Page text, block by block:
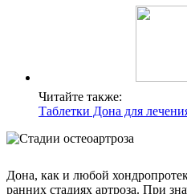
Читайте также:
Таблетки Дона для
Дона, как и любой
ранних стадиях артроза. При